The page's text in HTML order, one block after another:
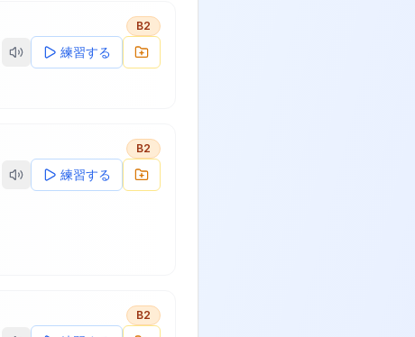
B2
練習する
B2
練習する
B2